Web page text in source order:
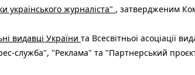
українського журналіста" , затвердженим
видавці України та Всесвітньої асоціації
служба", "Реклама" та "Партнерський